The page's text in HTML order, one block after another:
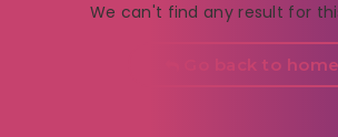
We can't find any result for
Go back to home